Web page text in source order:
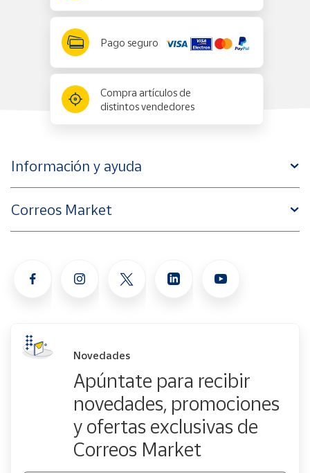
Pago seguro
Compra artículos de
distintos vendedores
Información y ayuda
Correos Market
Novedades
Apúntate para recibir
novedades, promociones
y ofertas exclusivas de
Correos Market